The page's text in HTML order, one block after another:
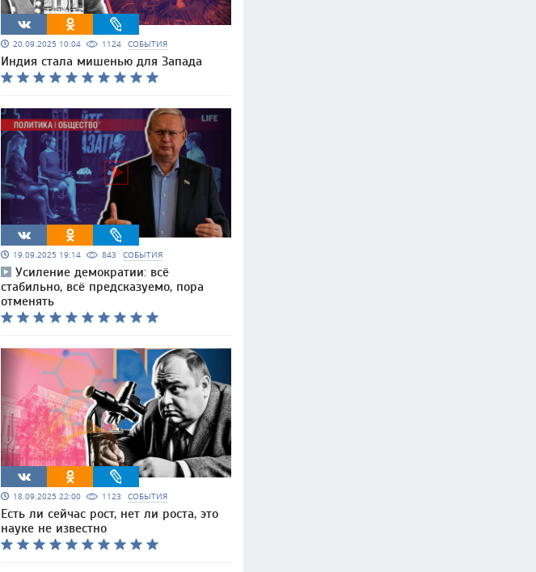
20.09.2025 10:04 1124 СОБЫТИЯ
Индия стала мишенью для Запада
19.09.2025 19:14 843 СОБЫТИЯ
Усиление демократии: всё
стабильно, всё предсказуемо, пора
отменять
18.09.2025 22:00 1123 СОБЫТИЯ
Есть ли сейчас рост, нет ли роста, это
науке не известно